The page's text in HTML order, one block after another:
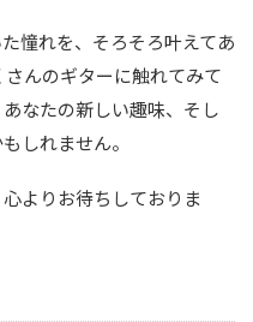
憧れを、そろそろ叶えてあ
んのギターに触れてみて
なたの新しい趣味、そし
しれません。
よりお待ちしておりま